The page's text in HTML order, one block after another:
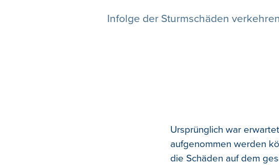
Infolge der Sturmschäden
Ursprünglich war
aufgenommen werden
die Schäden auf dem